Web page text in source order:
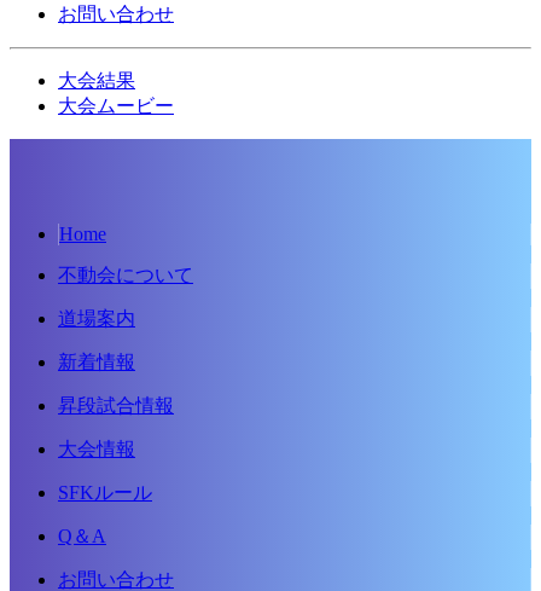
お問い合わせ
大会結果
大会ムービー
Home
不動会について
道場案内
新着情報
昇段試合情報
大会情報
SFKルール
Q＆A
お問い合わせ